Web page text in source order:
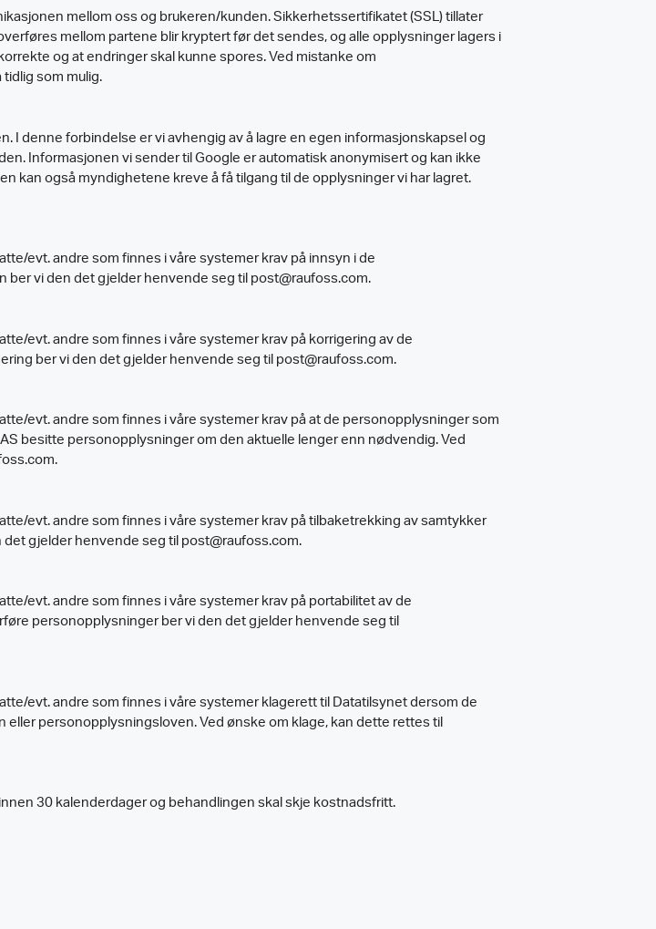
mellom oss og brukeren/kunden. Sikkerhetssertifikatet (SSL) tillater
mellom partene blir kryptert før det sendes, og alle opplysninger lagers i
og at endringer skal kunne spores. Ved mistanke om
som mulig.
I denne forbindelse er vi avhengig av å lagre en egen informasjonskapsel og
Informasjonen vi sender til Google er automatisk anonymisert og kan ikke
kan også myndighetene kreve å få tilgang til de opplysninger vi har lagret.
evt. andre som finnes i våre systemer krav på innsyn i de
vi den det gjelder henvende seg til post@raufoss.com.
evt. andre som finnes i våre systemer krav på korrigering av de
ber vi den det gjelder henvende seg til post@raufoss.com.
evt. andre som finnes i våre systemer krav på at de personopplysninger som
besitte personopplysninger om den aktuelle lenger enn nødvendig. Ved
evt. andre som finnes i våre systemer krav på tilbaketrekking av samtykker
gjelder henvende seg til post@raufoss.com.
evt. andre som finnes i våre systemer krav på portabilitet av de
personopplysninger ber vi den det gjelder henvende seg til
evt. andre som finnes i våre systemer klagerett til Datatilsynet dersom de
personopplysningsloven. Ved ønske om klage, kan dette rettes til
30 kalenderdager og behandlingen skal skje kostnadsfritt.